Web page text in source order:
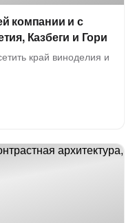
компании и с
Казбеги и Гори
край виноделия и